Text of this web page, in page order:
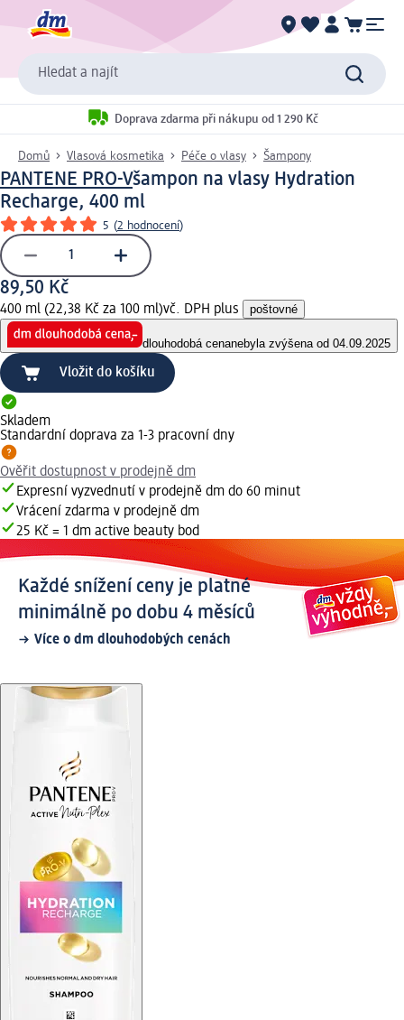
Hledat a najít
Doprava zdarma při nákupu od 1 290 Kč
Domů Vlasová kosmetika Péče o vlasy Šampony
PANTENE PRO-Všampon na vlasy Hydration
Recharge, 400 ml
5 (2 hodnocení)
89,50 Kč
400 ml (22,38 Kč za 100 ml)vč. DPH plus poštovné
dlouhodobá cenanebyla zvýšena od 04.09.2025
Vložit do košíku
Skladem
Standardní doprava za 1-3 pracovní dny
Ověřit dostupnost v prodejně dm
Expresní vyzvednutí v prodejně dm do 60 minut
Vrácení zdarma v prodejně dm
25 Kč = 1 dm active beauty bod
Každé snížení ceny je platné
minimálně po dobu 4 měsíců
Více o dm dlouhodobých cenách